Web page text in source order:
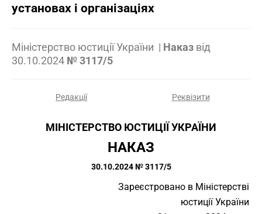
установах і організаціях
Міністерство юстиції України | Наказ від
30.10.2024 № 3117/5
Редакції Реквізити
МІНІСТЕРСТВО ЮСТИЦІЇ УКРАЇНИ
НАКАЗ
30.10.2024 № 3117/5
Зареєстровано в Міністерстві
юстиції України